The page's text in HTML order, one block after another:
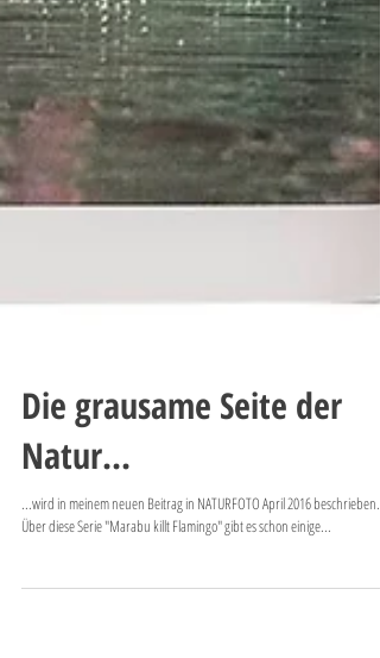
Die grausame Seite der